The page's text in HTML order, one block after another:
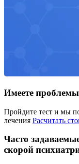
Имеете
Пройдите тест и мы
лечения Расчитать
Часто
скорой